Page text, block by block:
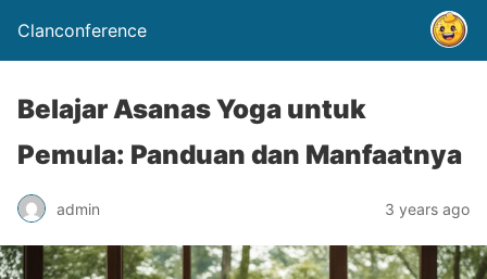
Clanconference
Belajar Asanas Yoga untuk
Pemula: Panduan dan Manfaatnya
admin 3 years ago